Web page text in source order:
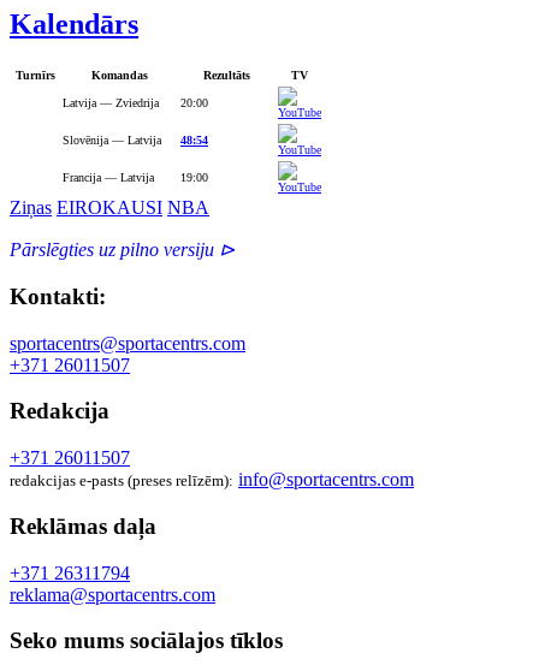
Kalendārs
Turnīrs Komandas Rezultāts TV
Latvija — Zviedrija 20:00
Slovēnija — Latvija 48:54
Francija — Latvija 19:00
Ziņas EIROKAUSI NBA
Pārslēgties uz pilno versiju ⊳
Kontakti:
sportacentrs@sportacentrs.com
+371 26011507
Redakcija
+371 26011507
redakcijas e-pasts (preses relīzēm): info@sportacentrs.com
Reklāmas daļa
+371 26311794
reklama@sportacentrs.com
Seko mums sociālajos tīklos